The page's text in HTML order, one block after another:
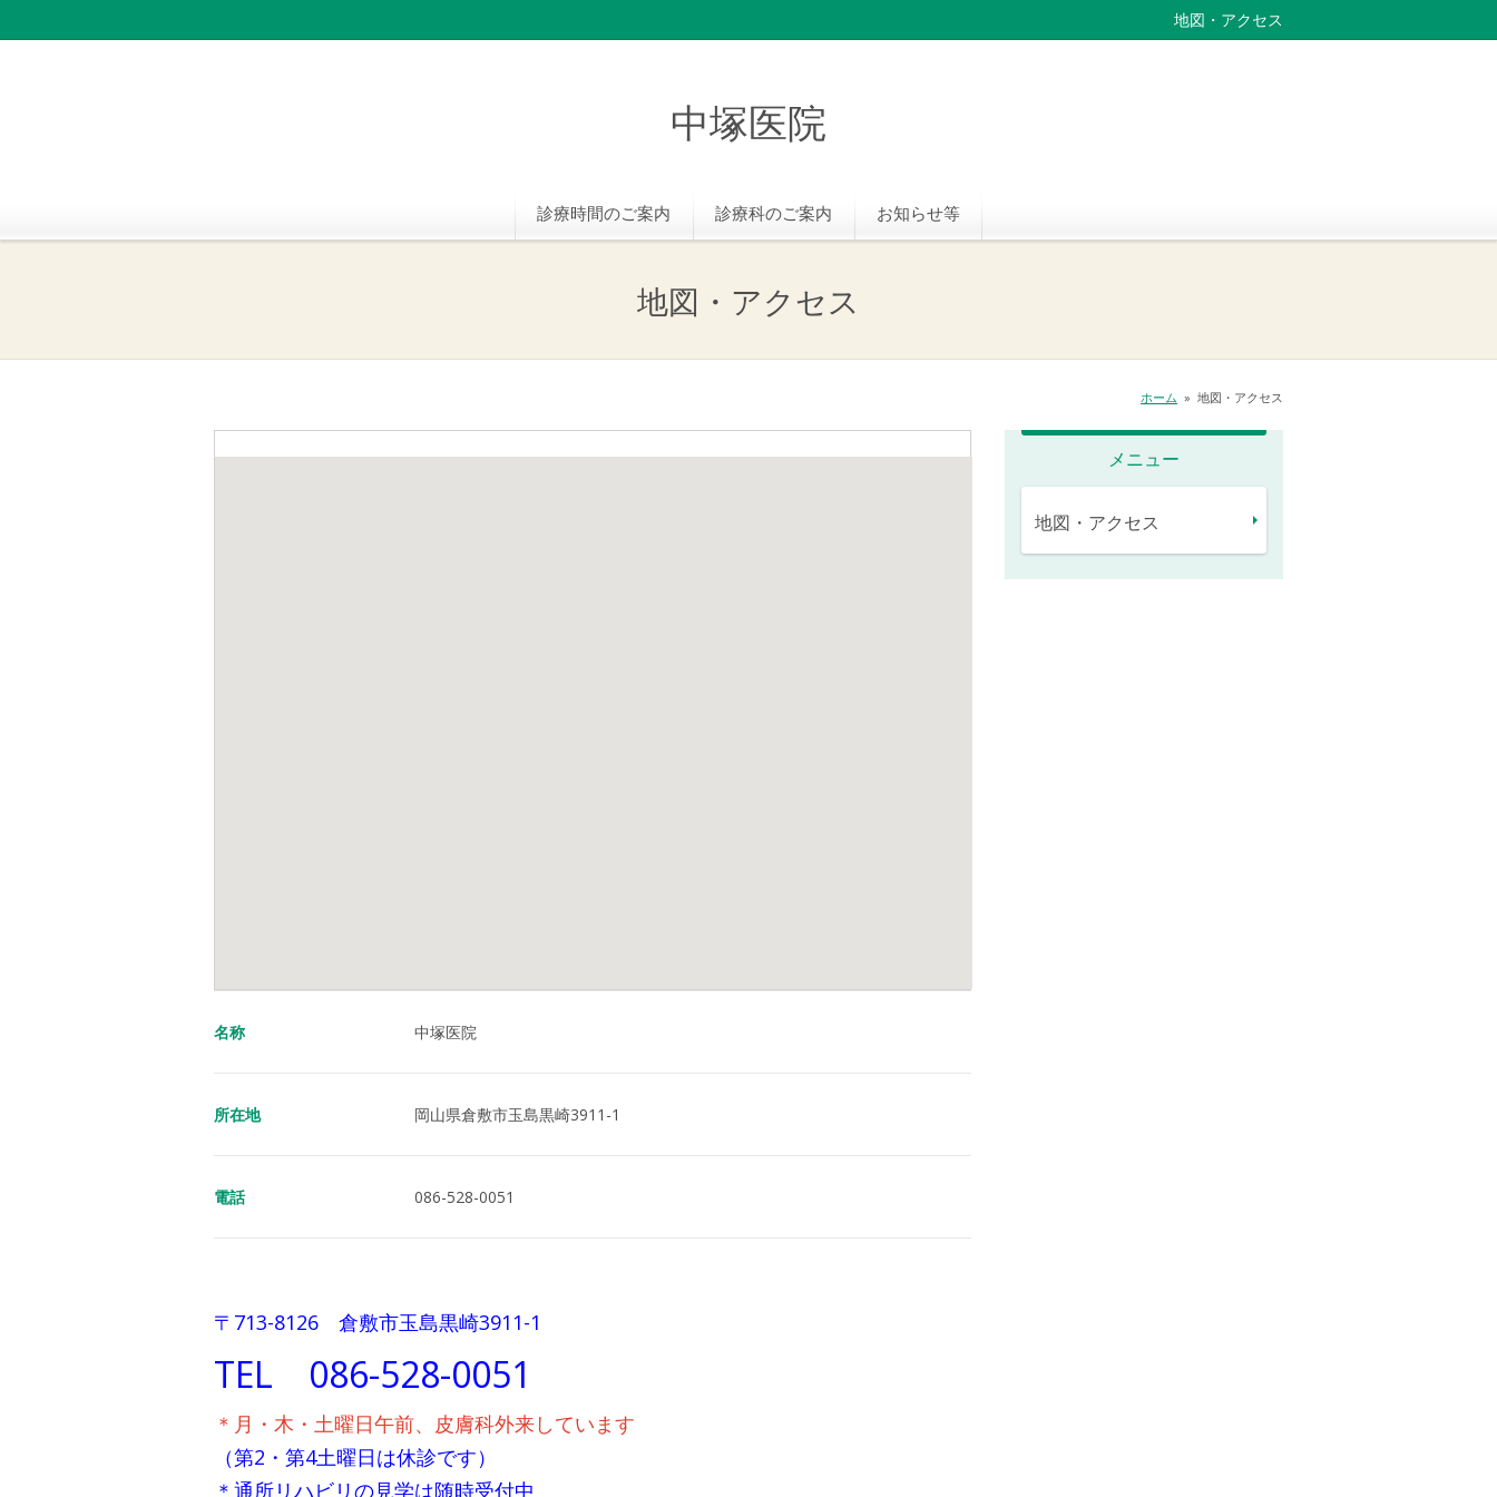
中塚医院
地図・アクセス
診療時間のご案内 診療科のご案内 お知らせ等
地図・アクセス
ホーム » 地図・アクセス
名称 中塚医院
所在地 岡山県倉敷市玉島黒崎3911-1
電話 086-528-0051
〒713-8126 倉敷市玉島黒崎3911-1
TEL 086-528-0051
＊月・木・土曜日午前、皮膚科外来しています
（第2・第4土曜日は休診です）
＊通所リハビリの見学は随時受付中
メニュー
地図・アクセス